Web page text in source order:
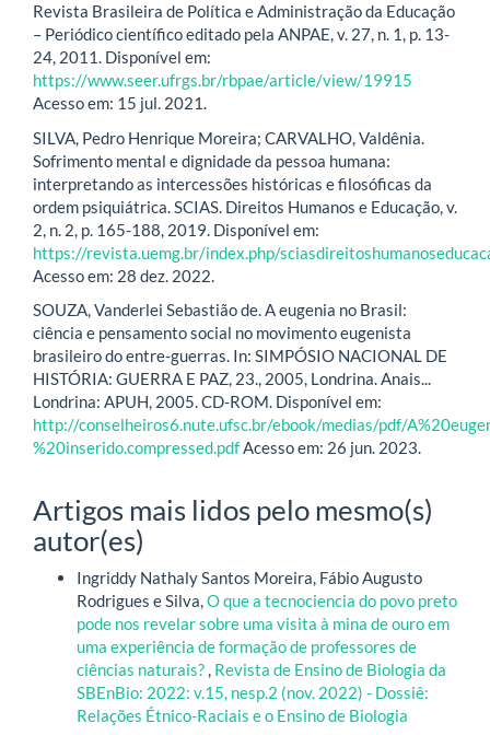
Revista Brasileira de Política e Administração da Educação
– Periódico científico editado pela ANPAE, v. 27, n. 1, p. 13-
24, 2011. Disponível em:
https://www.seer.ufrgs.br/rbpae/article/view/19915
Acesso em: 15 jul. 2021.
SILVA, Pedro Henrique Moreira; CARVALHO, Valdênia.
Sofrimento mental e dignidade da pessoa humana:
interpretando as intercessões históricas e filosóficas da
ordem psiquiátrica. SCIAS. Direitos Humanos e Educação, v.
2, n. 2, p. 165-188, 2019. Disponível em:
https://revista.uemg.br/index.php/
Acesso em: 28 dez. 2022.
SOUZA, Vanderlei Sebastião de. A eugenia no Brasil:
ciência e pensamento social no movimento eugenista
brasileiro do entre-guerras. In: SIMPÓSIO NACIONAL DE
HISTÓRIA: GUERRA E PAZ, 23., 2005, Londrina. Anais...
Londrina: APUH, 2005. CD-ROM. Disponível em:
http://conselheiros6.nute.ufsc.br/ebook/medias/pdf/
%20inserido.compressed.pdfAcesso em: 26 jun. 2023.
Artigos mais lidos pelo mesmo(s)
autor(es)
Ingriddy Nathaly Santos Moreira, Fábio Augusto
Rodrigues e Silva,O que a tecnociencia do povo preto
pode nos revelar sobre uma visita à mina de ouro em
uma experiência de formação de professores de
ciências naturais?, Revista de Ensino de Biologia da
SBEnBio: 2022: v.15, nesp.2 (nov. 2022) - Dossiê:
Relações Étnico-Raciais e o Ensino de Biologia